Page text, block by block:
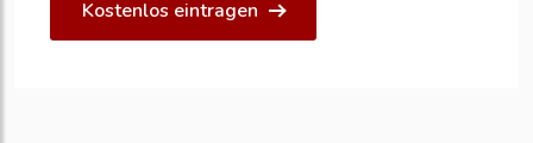
Kostenlos eintragen